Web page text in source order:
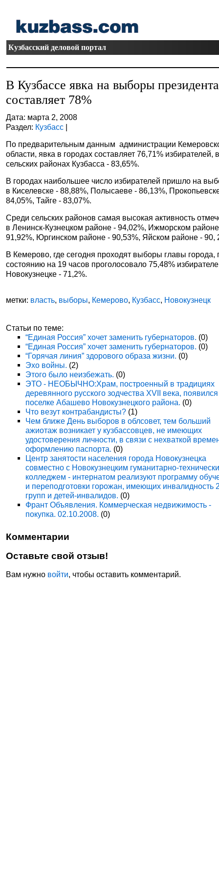
Кузбасский деловой портал
В Кузбассе явка на выборы президента
составляет 78%
Дата: марта 2, 2008
Раздел: Кузбасс |
По предварительным данным администрации
области, явка в городах составляет 76,71% избирателей,
сельских районах Кузбасса - 83,65%.
В городах наибольшее число избирателей пришло на
в Киселевске - 88,88%, Полысаеве - 86,13%,
84,05%, Тайге - 83,07%.
Среди сельских районов самая высокая активность
в Ленинск-Кузнецком районе - 94,02%, Ижморском
91,92%, Юргинском районе - 90,53%, Яйском районе - 90,
В Кемерово, где сегодня проходят выборы главы города,
состоянию на 19 часов проголосовало 75,48%
Новокузнецке - 71,2%.
метки: власть, выборы, Кемерово, Кузбасс, Новокузнецк
Статьи по теме:
“Единая Россия” хочет заменить губернаторов. (0)
“Единая Россия” хочет заменить губернаторов. (0)
“Горячая линия” здорового образа жизни. (0)
Эхо войны. (2)
Этого было неизбежать. (0)
ЭТО - НЕОБЫЧНО:Храм, построенный в традициях
деревянного русского зодчества XVII века,
поселке Абашево Новокузнецкого района. (0)
Что везут контрабандисты? (1)
Чем ближе День выборов в облсовет, тем больший
ажиотаж возникает у кузбассовцев, не имеющих
удостоверения личности, в связи с нехваткой
оформлению паспорта. (0)
Центр занятости населения города Новокузнецка
совместно с Новокузнецким гуманитарно-
колледжем - интернатом реализуют программу
и переподготовки горожан, имеющих инвалидность
групп и детей-инвалидов. (0)
Франт Объявления. Коммерческая недвижимость -
покупка. 02.10.2008. (0)
Комментарии
Оставьте свой отзыв!
Вам нужно войти, чтобы оставить комментарий.